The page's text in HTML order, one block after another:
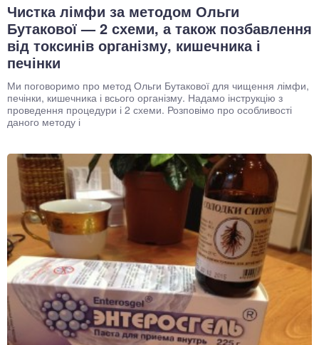
Чистка лімфи за методом Ольги
Бутакової — 2 схеми, а також позбавлення
від токсинів організму, кишечника і
печінки
Ми поговоримо про метод Ольги Бутакової для чищення лімфи,
печінки, кишечника і всього організму. Надамо інструкцію з
проведення процедури і 2 схеми. Розповімо про особливості
даного методу і